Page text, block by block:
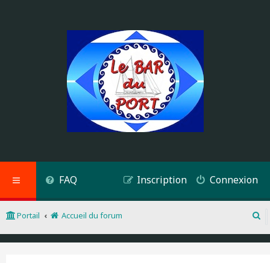
FAQ Connexion
Inscription
Portail
Accueil du forum
e